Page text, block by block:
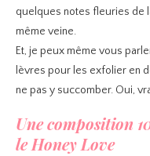
quelques notes fleuries de
même veine.
Et, je peux même vous
lèvres pour les exfolier en
ne pas y succomber. Oui,
Une composition
le Honey Love